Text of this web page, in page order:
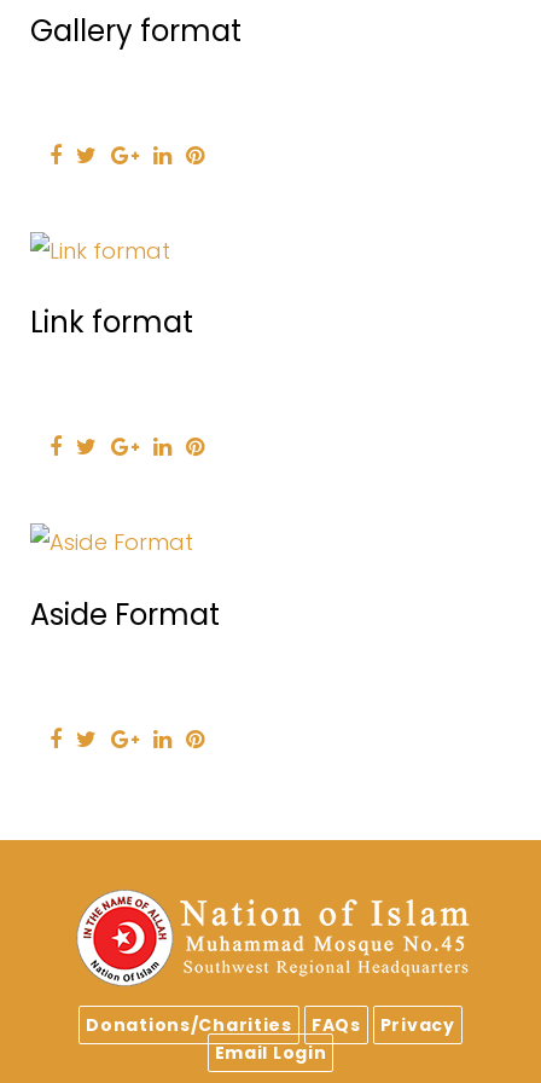
Gallery format
Facebook
TwitterGoogle+
LinkedInPinterest
Link format
Facebook
TwitterGoogle+
LinkedInPinterest
Aside Format
Facebook
TwitterGoogle+
LinkedInPinterest
Donations/Charities FAQs
Privacy
Email Login